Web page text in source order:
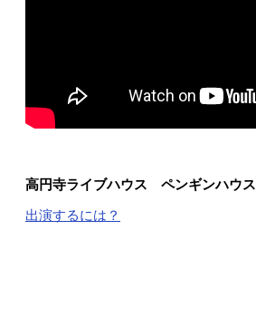
高円寺ライブハウス ペンギンハウス
出演するには？